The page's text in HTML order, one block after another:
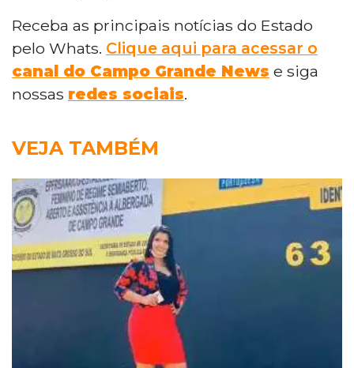
Receba as principais notícias do Estado
pelo Whats. Clique aqui para acessar o
canal do Campo Grande News e siga
nossas redes sociais.
VEJA TAMBÉM